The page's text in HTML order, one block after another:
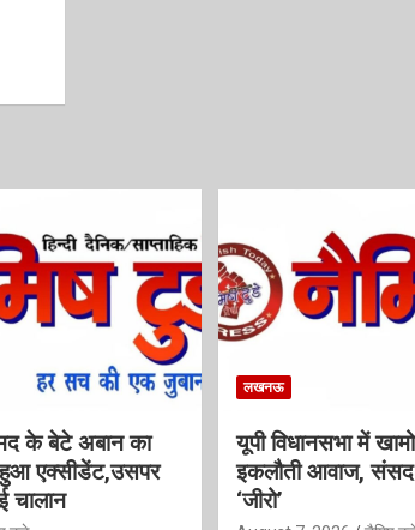
के बेटे अबान का
एक्सीडेंट,उसपर
चालान
लखनऊ
यूपी विधानसभा में
इकलौती आवाज, संसद
‘जीरो’